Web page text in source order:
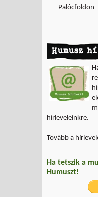
Palócföldön
Humusz
hírleveleinkre.
Tovább a
Ha tetszik a
Humuszt!